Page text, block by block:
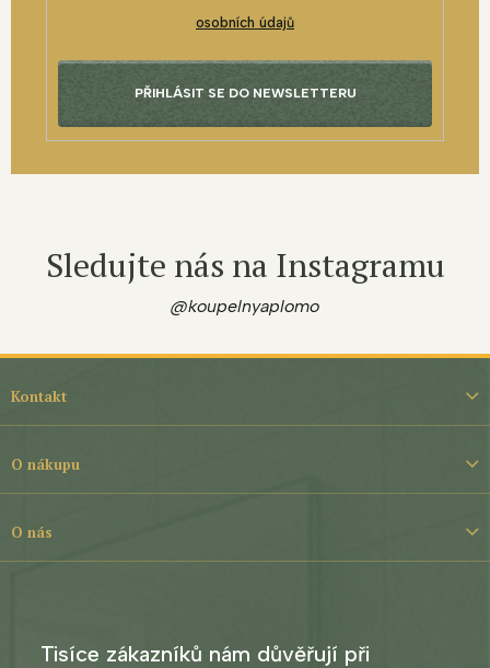
osobních údajů
PŘIHLÁSIT SE DO NEWSLETTERU
Sledujte nás na Instagramu
@koupelnyaplomo
Z
í
Kontakt
O nákupu
O nás
Tisíce zákazníků nám důvěřují při